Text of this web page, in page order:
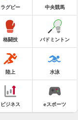
ラグビー 中央競馬
格闘技 バドミントン
陸上 水泳
ビジネス eスポーツ